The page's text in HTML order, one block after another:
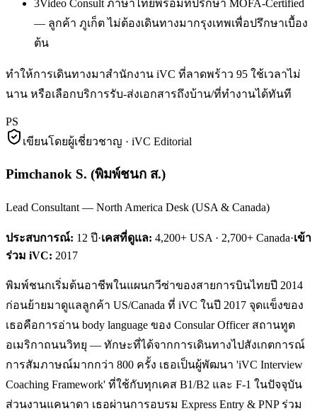
3Video Consult ภาษาไทยพร้อมที่ปรึกษา MOFA-Certified
— ลูกค้า ภูเก็ต ไม่ต้องเดินทางมากรุงเทพเพื่อปรึกษาเบื้อง
ต้น
ทำให้การเดินทางมาสำนักงาน iVC ที่ลาดพร้าว 95 ใช้เวลาไม่
นาน หรือเลือกบริการรับ-ส่งเอกสารถึงบ้าน/ที่ทำงานได้ทันที
PS
เขียนโดยผู้เชี่ยวชาญ · iVC Editorial
Pimchanok S. (พิมพ์ชนก ส.)
Lead Consultant — North America Desk (USA & Canada)
ประสบการณ์: 12 ปี·เคสที่ดูแล: 4,200+ USA · 2,700+ Canada·เข้า
ร่วม iVC: 2017
พิมพ์ชนกเริ่มต้นอาชีพในแผนกวีซ่าของสายการบินไทยปี 2014
ก่อนย้ายมาดูแลลูกค้า US/Canada ที่ iVC ในปี 2017 จุดแข็งของ
เธอคือการอ่าน body language ของ Consular Officer สถานทูต
อเมริกาถนนวิทยุ — ทักษะที่ได้จากการเดินทางไปสังเกตการณ์
การสัมภาษณ์มากกว่า 800 ครั้ง เธอเป็นผู้พัฒนา 'iVC Interview
Coaching Framework' ที่ใช้กับทุกเคส B1/B2 และ F-1 ในปัจจุบัน
ส่วนงานแคนาดา เธอผ่านการอบรม Express Entry & PNP ร่วม